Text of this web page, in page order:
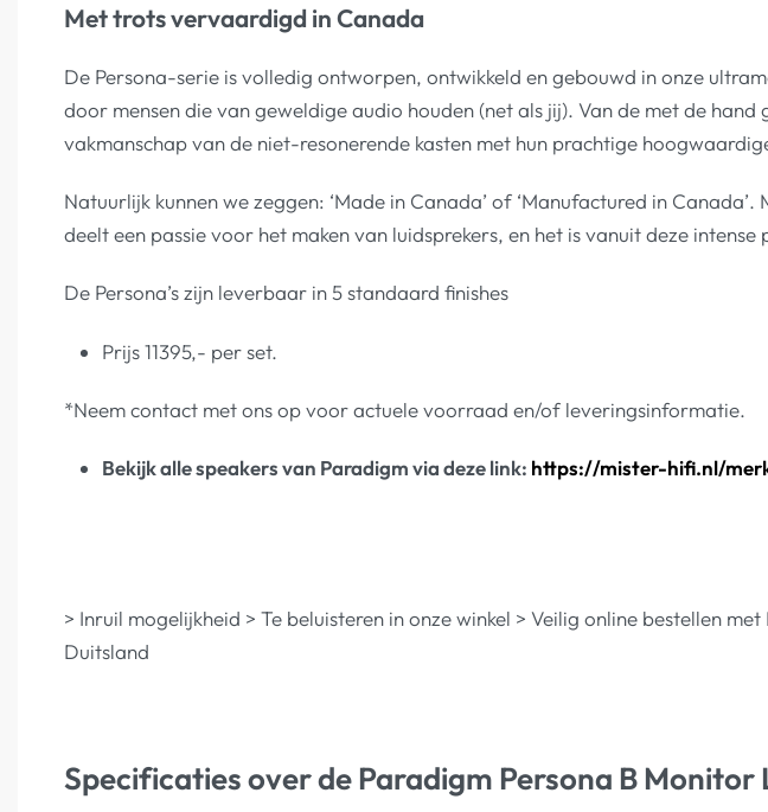
Met trots vervaardigd in Canada
De Persona-serie is volledig ontworpen, ontwikkeld en gebouwd in onze
door mensen die van geweldige audio houden (net als jij). Van de met de
vakmanschap van de niet-resonerende kasten met hun prachtige
Natuurlijk kunnen we zeggen: ‘Made in Canada’ of ‘Manufactured in
deelt een passie voor het maken van luidsprekers, en het is vanuit deze
De Persona’s zijn leverbaar in 5 standaard finishes
Prijs 11395,- per set.
*Neem contact met ons op voor actuele voorraad en/of leveringsinformatie.
Bekijk alle speakers van Paradigm via deze link: https://mister-hifi.nl/
> Inruil mogelijkheid > Te beluisteren in onze winkel > Veilig online bestellen
Duitsland
Specificaties over de Paradigm Persona B Monitor